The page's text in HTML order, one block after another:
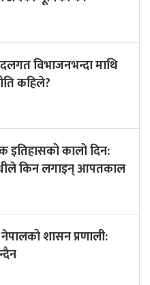
विभाजनभन्दा माथि
कहिले?
इतिहासको कालो दिन:
किन लगाइन् आपतकाल
शासन प्रणाली: